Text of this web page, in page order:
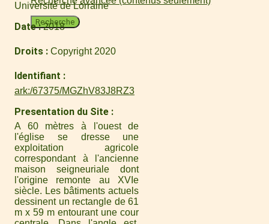
Recherche
Université de Lorraine
Date 2018
Droits Copyright 2020
Identifiant
ark:/67375/MGZhV83J8RZ3
Presentation du Site
A 60 mètres à l'ouest de
l'église se dresse une
exploitation agricole
correspondant à l'ancienne
maison seigneuriale dont
l'origine remonte au XVIe
siècle. Les bâtiments actuels
dessinent un rectangle de 61
m x 59 m entourant une cour